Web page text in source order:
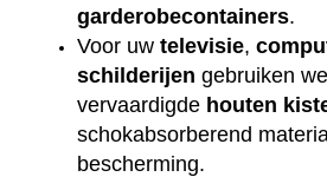
garderobecontainers.
Voor uw televisie,
schilderijen gebruiken
vervaardigde houten
schokabsorberend
bescherming.